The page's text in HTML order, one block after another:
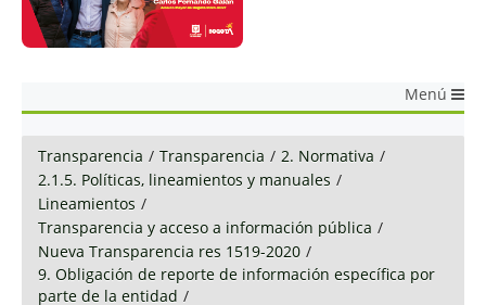
Menú
Transparencia / Transparencia / 2. Normativa /
2.1.5. Políticas, lineamientos y manuales /
Lineamientos /
Transparencia y acceso a información pública /
Nueva Transparencia res 1519-2020 /
9. Obligación de reporte de información específica por
parte de la entidad /